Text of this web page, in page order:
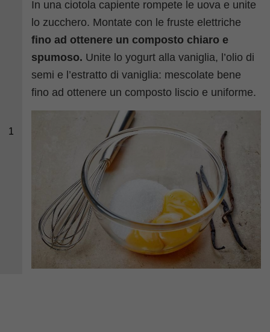
1
In una ciotola capiente rompete le uova e unite
lo zucchero. Montate con le fruste elettriche
fino ad ottenere un composto chiaro e
spumoso. Unite lo yogurt alla vaniglia, l’olio di
semi e l’estratto di vaniglia: mescolate bene
fino ad ottenere un composto liscio e uniforme.